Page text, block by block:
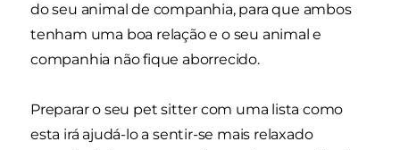
do seu animal de companhia, para que ambos
tenham uma boa relação e o seu animal e
companhia não fique aborrecido.
Preparar o seu pet sitter com uma lista como
esta irá ajudá-lo a sentir-se mais relaxado